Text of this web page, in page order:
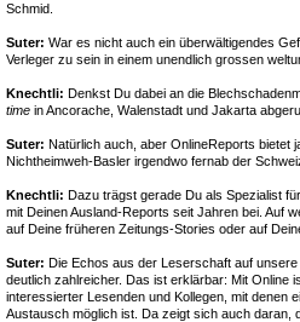
Schmid.
Suter: War es nicht auch ein überwältigendes
Verleger zu sein in einem unendlich grossen
Knechtli: Denkst Du dabei an die
time in Ancorache, Walenstadt und Jakarta
Suter: Natürlich auch, aber OnlineReports bietet
Nichtheimweh-Basler irgendwo fernab der
Knechtli: Dazu trägst gerade Du als Spezialist
mit Deinen Ausland-Reports seit Jahren bei. Auf
auf Deine früheren Zeitungs-Stories oder auf
Suter: Die Echos aus der Leserschaft auf
deutlich zahlreicher. Das ist erklärbar: Mit Online
interessierter Lesenden und Kollegen, mit denen
Austausch möglich ist. Da zeigt sich auch daran,